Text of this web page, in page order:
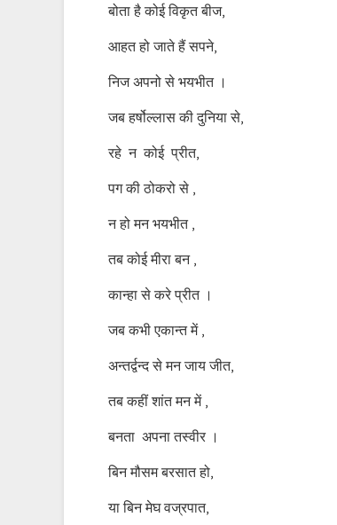
बोता है कोई विकृत बीज,
आहत हो जाते हैं सपने,
निज अपनो से भयभीत ।
जब हर्षोल्लास की दुनिया से,
रहे न कोई प्रीत,
पग की ठोकरो से ,
न हो मन भयभीत ,
तब कोई मीरा बन ,
कान्हा से करे प्रीत ।
जब कभी एकान्त में ,
अन्तर्द्वन्द से मन जाय जीत,
तब कहीं शांत मन में ,
बनता अपना तस्वीर ।
बिन मौसम बरसात हो,
या बिन मेघ वज्रपात,